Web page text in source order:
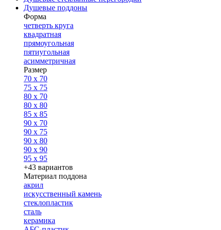
Душевые поддоны
Форма
четверть круга
квадратная
прямоугольная
пятиугольная
асимметричная
Размер
70 x 70
75 x 75
80 x 70
80 x 80
85 x 85
90 x 70
90 x 75
90 x 80
90 x 90
95 x 95
+43 вариантов
Материал поддона
акрил
искусственный камень
стеклопластик
сталь
керамика